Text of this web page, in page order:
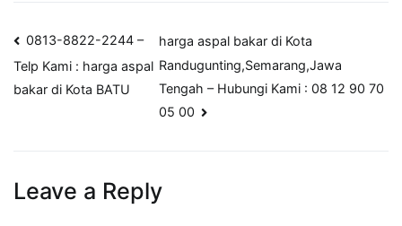
Post
navigation
0813-8822-2244 –
Telp Kami : harga aspal
bakar di Kota BATU
harga aspal bakar di Kota
Randugunting,Semarang,Jawa
Tengah – Hubungi Kami : 08 12 90 70
05 00
Leave a Reply